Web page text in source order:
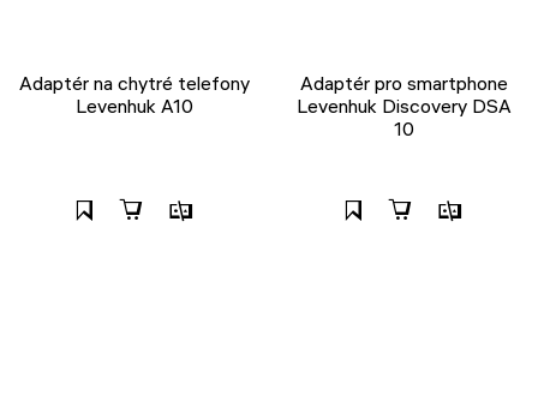
Adaptér na chytré telefony
Levenhuk A10
Adaptér pro smartphone
Levenhuk Discovery DSA
10